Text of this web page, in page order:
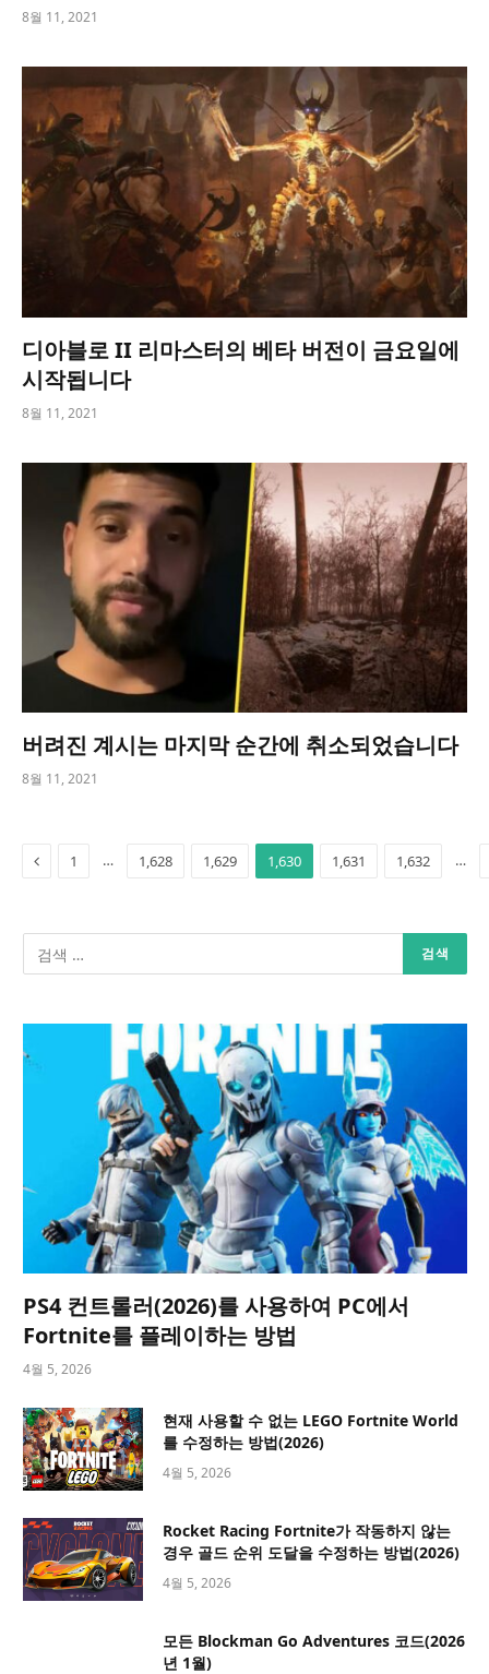
8월 11, 2021
디아블로 II 리마스터의 베타 버전이 금요일에
시작됩니다
8월 11, 2021
버려진 계시는 마지막 순간에 취소되었습니다
8월 11, 2021
Previous
1 … 1,628 1,629 1,630 1,631 1,632 …
PS4 컨트롤러(2026)를 사용하여 PC에서
Fortnite를 플레이하는 방법
4월 5, 2026
현재 사용할 수 없는 LEGO Fortnite World
를 수정하는 방법(2026)
4월 5, 2026
Rocket Racing Fortnite가 작동하지 않는
경우 골드 순위 도달을 수정하는 방법(2026)
4월 5, 2026
모든 Blockman Go Adventures 코드(2026
년 1월)